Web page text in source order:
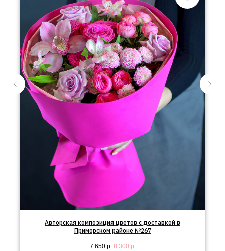
Авторская композиция цветов с доставкой в
Приморском районе №267
7 650 р. 8 300 р.